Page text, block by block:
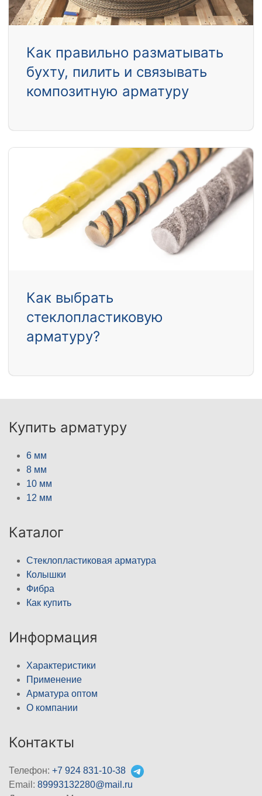
Как правильно разматывать
бухту, пилить и связывать
композитную арматуру
Как выбрать
стеклопластиковую
арматуру?
Купить арматуру
6 мм
8 мм
10 мм
12 мм
Каталог
Стеклопластиковая арматура
Колышки
Фибра
Как купить
Информация
Характеристики
Применение
Арматура оптом
О компании
Контакты
Телефон: +7 924 831-10-38
Email: 89993132280@mail.ru